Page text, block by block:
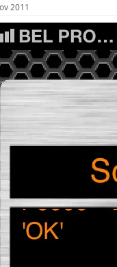
2011